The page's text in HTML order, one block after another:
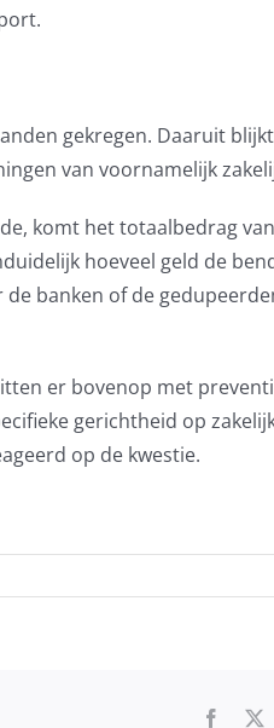
gekregen. Daaruit
van voornamelijk
komt het totaalbedrag
hoeveel geld de
banken of de
er bovenop met
gerichtheid op
op de kwestie.